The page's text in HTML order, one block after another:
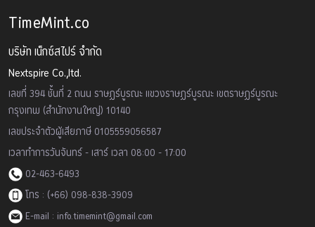
TimeMint.co
บริษัท เน็กซ์สไปร์ จำกัด
Nextspire Co.,ltd.
เลขที่ 394 ชั้นที่ 2 ถนน ราษฏร์บูรณะ แขวงราษฏร์บูรณะ เขตราษฏร์บูรณะ
กรุงเทพ (สำนักงานใหญ่) 10140
เลขประจำตัวผู้เสียภาษี 0105559056587
เวลาทำการวันจันทร์ - เสาร์ เวลา 08:00 - 17:00
02-463-6493
โทร : (+66) 098-838-3909
E-mail : info.timemint@gmail.com